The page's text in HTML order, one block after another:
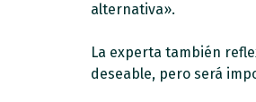
alternativa».
La experta también
deseable, pero será